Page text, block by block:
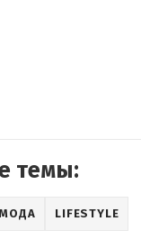
темы:
LIFESTYLE